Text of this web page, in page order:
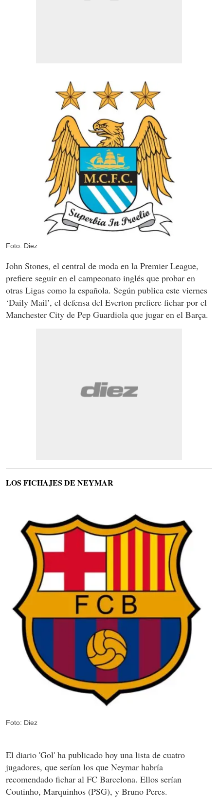
Foto: Diez
John Stones, el central de moda en la Premier League,
prefiere seguir en el campeonato inglés que probar en
otras Ligas como la española. Según publica este viernes
‘Daily Mail’, el defensa del Everton prefiere fichar por el
Manchester City de Pep Guardiola que jugar en el Barça.
LOS FICHAJES DE NEYMAR
Foto: Diez
El diario 'Gol' ha publicado hoy una lista de cuatro
jugadores, que serían los que Neymar habría
recomendado fichar al FC Barcelona. Ellos serían
Coutinho, Marquinhos (PSG), y Bruno Peres.